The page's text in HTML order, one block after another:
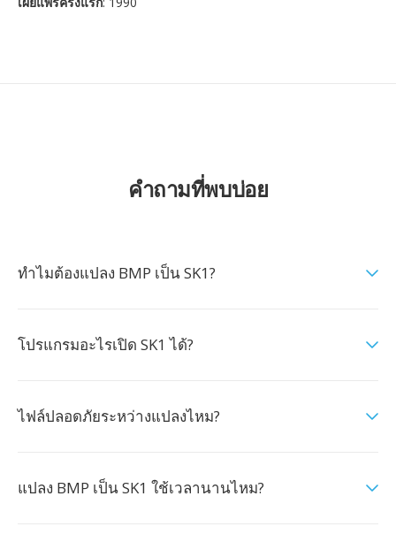
คำถามที่พบบ่อย
ทำไมต้องแปลง BMP เป็น SK1?
โปรแกรมอะไรเปิด SK1 ได้?
ไฟล์ปลอดภัยระหว่างแปลงไหม?
แปลง BMP เป็น SK1 ใช้เวลานานไหม?